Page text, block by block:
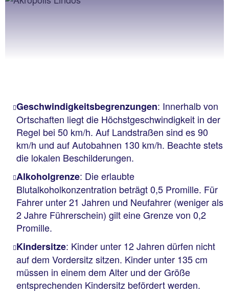
Geschwindigkeitsbegrenzungen: Innerhalb von
Ortschaften liegt die Höchstgeschwindigkeit in der
Regel bei 50 km/h. Auf Landstraßen sind es 90
km/h und auf Autobahnen 130 km/h. Beachte stets
die lokalen Beschilderungen.
Alkoholgrenze: Die erlaubte
Blutalkoholkonzentration beträgt 0,5 Promille. Für
Fahrer unter 21 Jahren und Neufahrer (weniger als
2 Jahre Führerschein) gilt eine Grenze von 0,2
Promille.
Kindersitze: Kinder unter 12 Jahren dürfen nicht
auf dem Vordersitz sitzen. Kinder unter 135 cm
müssen in einem dem Alter und der Größe
entsprechenden Kindersitz befördert werden.